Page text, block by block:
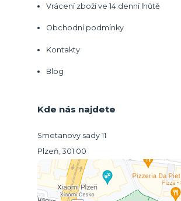
Vrácení zboží ve 14 denní lhůtě
Obchodní podmínky
Kontakty
Blog
Kde nás najdete
Smetanovy sady 11
Plzeň, 301 00